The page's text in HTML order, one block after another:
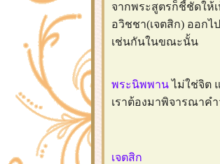
จากพระสูตรก็ชี้ชัดให้
อวิชชา(เจตสิก) ออก
เช่นกันในขณะนั้น
พระนิพพานไม่ใช่จิต
เราต้องมาพิจารณาค
เจตสิก